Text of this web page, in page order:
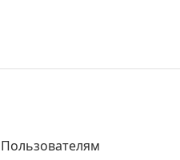
Пользователям